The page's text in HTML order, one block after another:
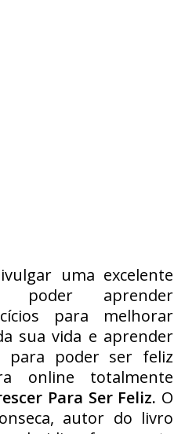
uma excelente
poder aprender
para melhorar
sua vida e aprender
para poder ser feliz
online totalmente
Para Ser Feliz. O
autor do livro